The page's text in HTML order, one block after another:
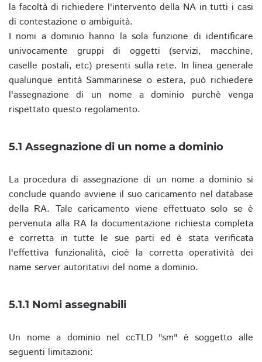
la facoltà di richiedere l'intervento della NA in tutti i casi
di contestazione o ambiguità.
I nomi a dominio hanno la sola funzione di identificare
univocamente gruppi di oggetti (servizi, macchine,
caselle postali, etc) presenti sulla rete. In linea generale
qualunque entità Sammarinese o estera, può richiedere
l'assegnazione di un nome a dominio purchè venga
rispettato questo regolamento.
5.1 Assegnazione di un nome a dominio
La procedura di assegnazione di un nome a dominio si
conclude quando avviene il suo caricamento nel database
della RA. Tale caricamento viene effettuato solo se è
pervenuta alla RA la documentazione richiesta completa
e corretta in tutte le sue parti ed è stata verificata
l'effettiva funzionalità, cioè la corretta operatività dei
name server autoritativi del nome a dominio.
5.1.1 Nomi assegnabili
Un nome a dominio nel ccTLD "sm" è soggetto alle
seguenti limitazioni: